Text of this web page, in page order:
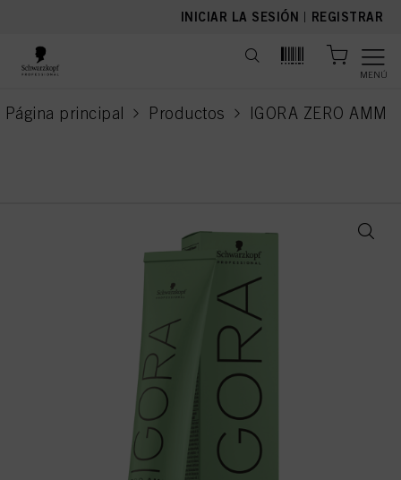
INICIAR LA SESIÓN | REGISTRAR
MENÚ
Página principal Productos IGORA ZERO AMM
current page